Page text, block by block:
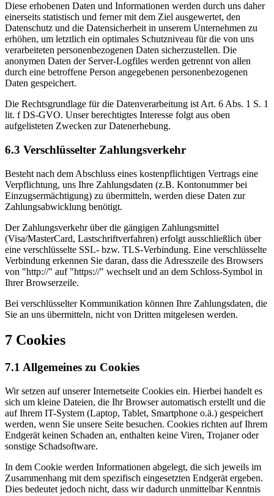
Diese erhobenen Daten und Informationen werden durch uns daher
einerseits statistisch und ferner mit dem Ziel ausgewertet, den
Datenschutz und die Datensicherheit in unserem Unternehmen zu
erhöhen, um letztlich ein optimales Schutzniveau für die von uns
verarbeiteten personenbezogenen Daten sicherzustellen. Die
anonymen Daten der Server-Logfiles werden getrennt von allen
durch eine betroffene Person angegebenen personenbezogenen
Daten gespeichert.
Die Rechtsgrundlage für die Datenverarbeitung ist Art. 6 Abs. 1 S. 1
lit. f DS-GVO. Unser berechtigtes Interesse folgt aus oben
aufgelisteten Zwecken zur Datenerhebung.
6.3 Verschlüsselter Zahlungsverkehr
Besteht nach dem Abschluss eines kostenpflichtigen Vertrags eine
Verpflichtung, uns Ihre Zahlungsdaten (z.B. Kontonummer bei
Einzugsermächtigung) zu übermitteln, werden diese Daten zur
Zahlungsabwicklung benötigt.
Der Zahlungsverkehr über die gängigen Zahlungsmittel
(Visa/MasterCard, Lastschriftverfahren) erfolgt ausschließlich über
eine verschlüsselte SSL- bzw. TLS-Verbindung. Eine verschlüsselte
Verbindung erkennen Sie daran, dass die Adresszeile des Browsers
von "http://" auf "https://" wechselt und an dem Schloss-Symbol in
Ihrer Browserzeile.
Bei verschlüsselter Kommunikation können Ihre Zahlungsdaten, die
Sie an uns übermitteln, nicht von Dritten mitgelesen werden.
7 Cookies
7.1 Allgemeines zu Cookies
Wir setzen auf unserer Internetseite Cookies ein. Hierbei handelt es
sich um kleine Dateien, die Ihr Browser automatisch erstellt und die
auf Ihrem IT-System (Laptop, Tablet, Smartphone o.ä.) gespeichert
werden, wenn Sie unsere Seite besuchen. Cookies richten auf Ihrem
Endgerät keinen Schaden an, enthalten keine Viren, Trojaner oder
sonstige Schadsoftware.
In dem Cookie werden Informationen abgelegt, die sich jeweils im
Zusammenhang mit dem spezifisch eingesetzten Endgerät ergeben.
Dies bedeutet jedoch nicht, dass wir dadurch unmittelbar Kenntnis